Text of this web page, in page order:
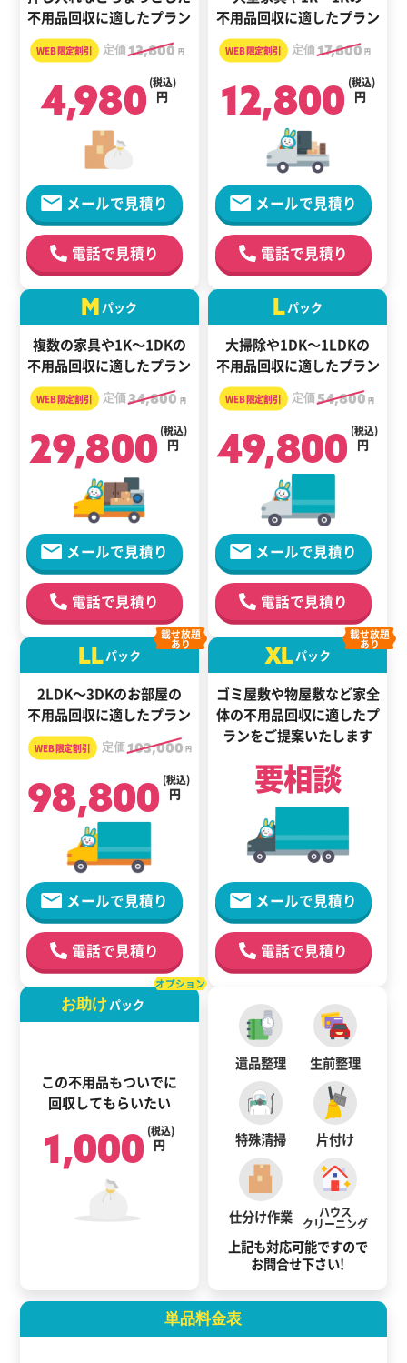
不用品回収に適したプラン
定価13,800 円
4,980 円
(税込)
メールで見積り
電話で見積り
不用品回収に適したプラン
定価17,800 円
12,800 円
(税込)
メールで見積り
電話で見積り
M パック
複数の家具や1K～1DKの
不用品回収に適したプラン
定価34,800 円
29,800 円
(税込)
メールで見積り
電話で見積り
Lパック
大掃除や1DK～1LDKの
不用品回収に適したプラン
定価54,800 円
49,800 円
(税込)
メールで見積り
電話で見積り
LLパック
2LDK～3DKのお部屋の
不用品回収に適したプラン
載せ放題
あり
定価103,000 円
98,800 円
(税込)
メールで見積り
電話で見積り
XLパック
ゴミ屋敷や物屋敷など家全
体の不用品回収に適したプ
ランをご提案いたします
載せ放題
あり
要相談
メールで見積り
電話で見積り
お助けパック
この不用品もついでに
回収してもらいたい
オプション
1,000 円
(税込)
遺品整理 生前整理
特殊清掃 片付け
仕分け作業 ハウス
クリーニング
上記も対応可能ですので
お問合せ下さい!
単品料金表